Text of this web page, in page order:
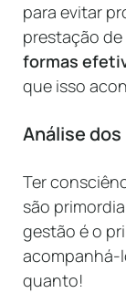
para evitar
prestação
formas
que isso
Análise
Ter
são
gestão é o
acompanhá-
quanto!